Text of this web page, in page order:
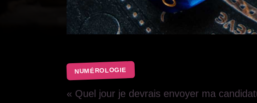
NUMÉROLOGIE
« Quel jour je devrais envoyer ma